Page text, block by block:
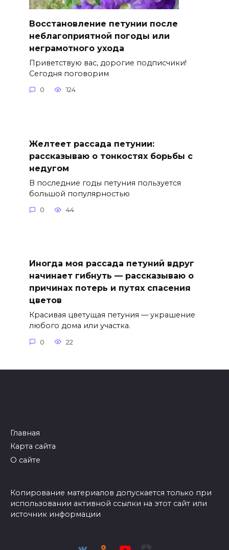
Восстановление петунии после
неблагоприятной погоды или
неграмотного ухода
Приветствую вас, дорогие подписчики!
Сегодня поговорим
0 124
Желтеет рассада петунии:
рассказываю о тонкостях борьбы с
недугом
В последние годы петуния пользуется
большой популярностью
0 44
Иногда моя рассада петуний вдруг
начинает гибнуть — рассказываю о
причинах потерь и путях спасения
цветов
Красивая цветущая петуния — украшение
любого дома или участка.
0 22
Главная
Карта сайта
О сайте
Копирование материалов допускается только при
использовании активной ссылки на этот сайт или
источник информации